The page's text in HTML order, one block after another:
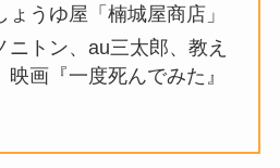
うゆ屋「楠城屋商店」
ニトン、au三太郎、教え
画『一度死んでみた』